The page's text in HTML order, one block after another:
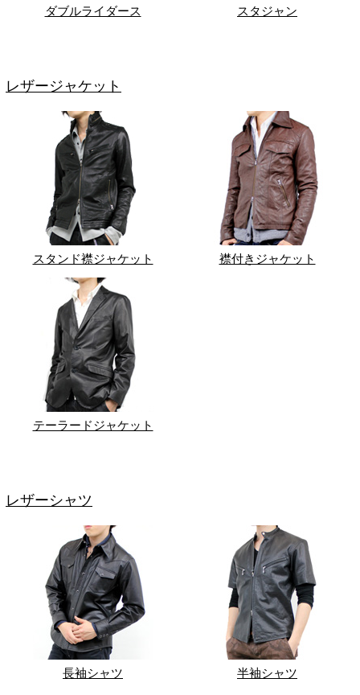
ダブルライダース スタジャン
レザージャケット
スタンド襟ジャケット 襟付きジャケット
テーラードジャケット
レザーシャツ
長袖シャツ 半袖シャツ